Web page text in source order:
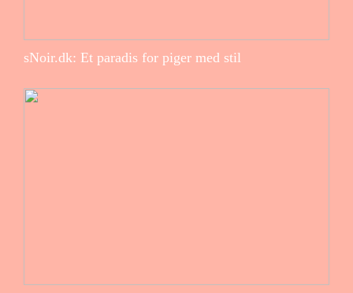
sNoir.dk: Et paradis for piger med stil